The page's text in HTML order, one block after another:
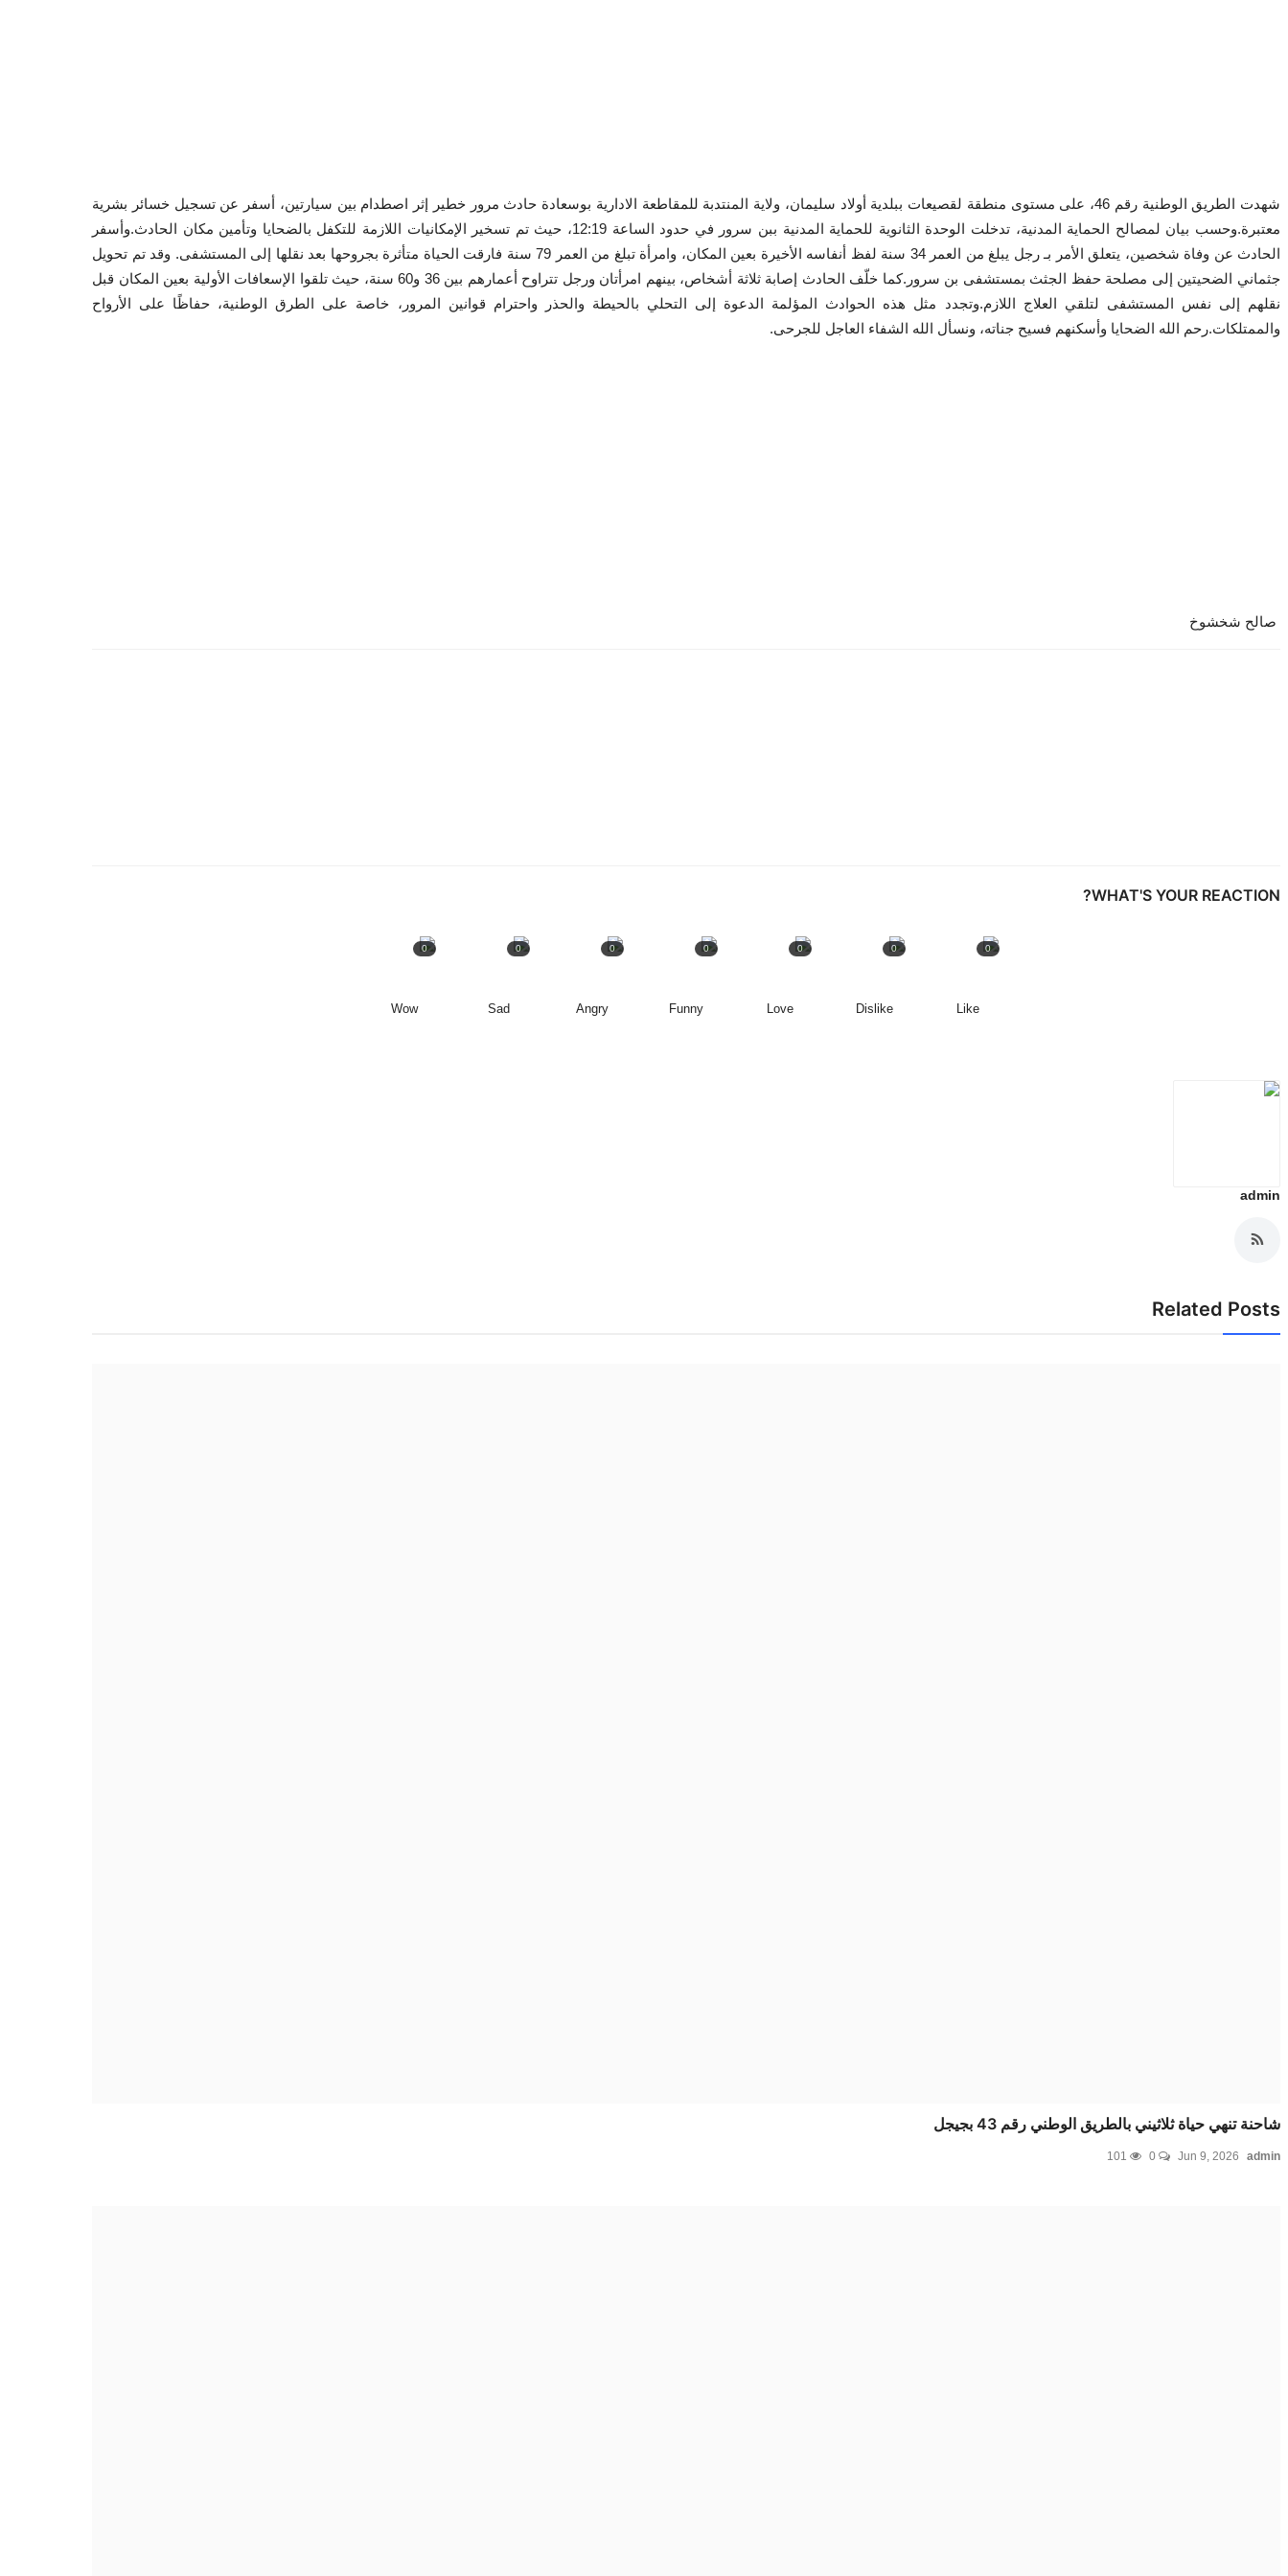
شهدت الطريق الوطنية رقم 46، على مستوى منطقة لقصيعات ببلدية أولاد سليمان، ولاية المنتدبة للمقاطعة الادارية بوسعادة حادث مرور خطير إثر اصطدام بين سيارتين، أسفر عن تسجيل خسائر بشرية
معتبرة.وحسب بيان لمصالح الحماية المدنية، تدخلت الوحدة الثانوية للحماية المدنية ببن سرور في حدود الساعة 12:19، حيث تم تسخير الإمكانيات اللازمة للتكفل بالضحايا وتأمين مكان الحادث.وأسفر
الحادث عن وفاة شخصين، يتعلق الأمر بـ رجل يبلغ من العمر 34 سنة لفظ أنفاسه الأخيرة بعين المكان، وامرأة تبلغ من العمر 79 سنة فارقت الحياة متأثرة بجروحها بعد نقلها إلى المستشفى. وقد تم تحويل
جثماني الضحيتين إلى مصلحة حفظ الجثث بمستشفى بن سرور.كما خلّف الحادث إصابة ثلاثة أشخاص، بينهم امرأتان ورجل تتراوح أعمارهم بين 36 و60 سنة، حيث تلقوا الإسعافات الأولية بعين المكان قبل
نقلهم إلى نفس المستشفى لتلقي العلاج اللازم.وتجدد مثل هذه الحوادث المؤلمة الدعوة إلى التحلي بالحيطة والحذر واحترام قوانين المرور، خاصة على الطرق الوطنية، حفاظًا على الأرواح
والممتلكات.رحم الله الضحايا وأسكنهم فسيح جناته، ونسأل الله الشفاء العاجل للجرحى.
صالح شخشوخ
WHAT'S YOUR REACTION?
Like
0
Dislike
0
Love
0
Funny
0
Angry
0
Sad
0
Wow
0
admin
Related Posts
شاحنة تنهي حياة ثلاثيني بالطريق الوطني رقم 43 بجيجل
admin
Jun 9, 2026